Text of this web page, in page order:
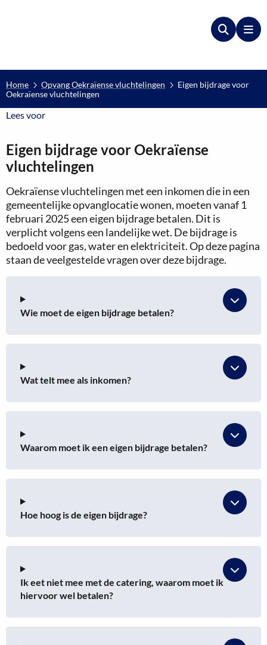
Zoeken
Home Opvang Oekraïense vluchtelingen
Eigen bijdrage voor
Oekraïense vluchtelingen
Lees voorLees voor
Eigen bijdrage voor Oekraïense
vluchtelingen
Oekraïense vluchtelingen met een inkomen die in een
gemeentelijke opvanglocatie wonen, moeten vanaf 1
februari 2025 een eigen bijdrage betalen. Dit is
verplicht volgens een landelijke wet. De bijdrage is
bedoeld voor gas, water en elektriciteit. Op deze pagina
staan de veelgestelde vragen over deze bijdrage.
Wie moet de eigen bijdrage betalen?
Wat telt mee als inkomen?
Waarom moet ik een eigen bijdrage betalen?
Hoe hoog is de eigen bijdrage?
Ik eet niet mee met de catering, waarom moet ik
hiervoor wel betalen?